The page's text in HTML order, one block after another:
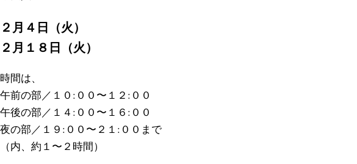
２月４日（火）
２月１８日（火）
時間は、
午前の部／１０:００〜１２:００
午後の部／１４:００〜１６:００
夜の部／１９:００〜２１:００まで
（内、約１〜２時間）